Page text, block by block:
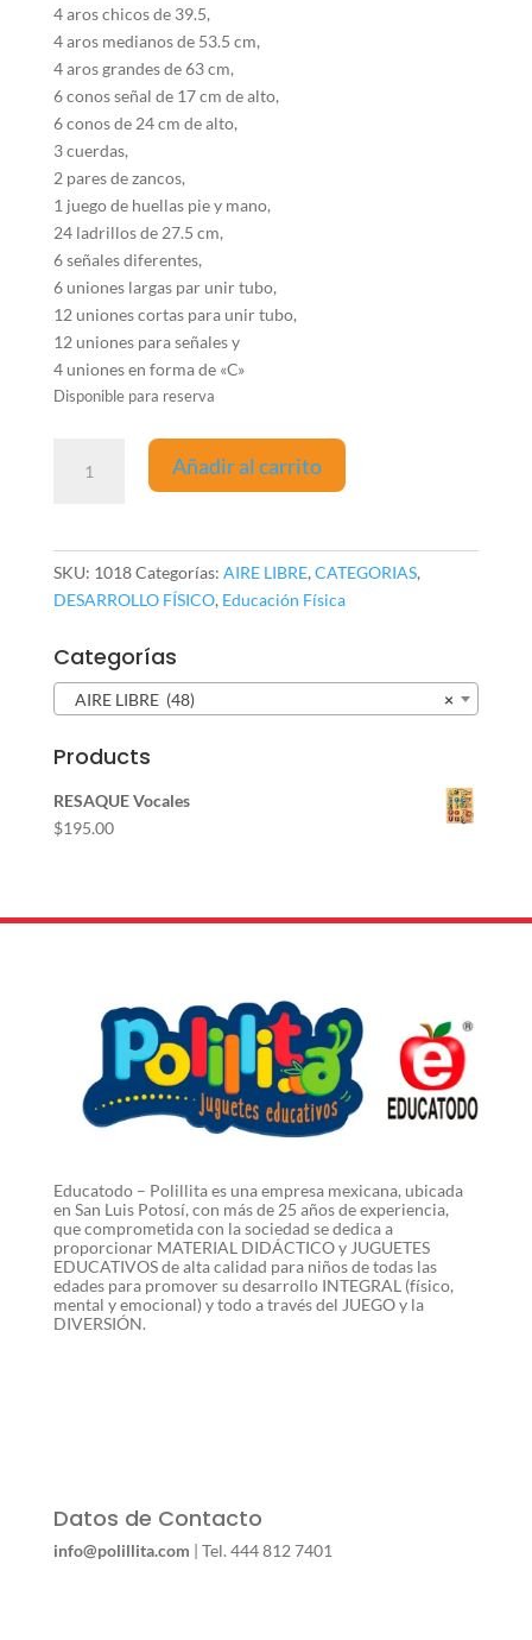
4 aros chicos de 39.5,
4 aros medianos de 53.5 cm,
4 aros grandes de 63 cm,
6 conos señal de 17 cm de alto,
6 conos de 24 cm de alto,
3 cuerdas,
2 pares de zancos,
1 juego de huellas pie y mano,
24 ladrillos de 27.5 cm,
6 señales diferentes,
6 uniones largas par unir tubo,
12 uniones cortas para unir tubo,
12 uniones para señales y
4 uniones en forma de «C»
Disponible para reserva
Añadir al carrito
SKU: 1018Categorías: AIRE LIBRE, CATEGORIAS,
DESARROLLO FÍSICO, Educación Física
Categorías
×
AIRE LIBRE (48)
Products
RESAQUE Vocales
$195.00
Educatodo – Polillita es una empresa mexicana, ubicada
en San Luis Potosí, con más de 25 años de experiencia,
que comprometida con la sociedad se dedica a
proporcionar MATERIAL DIDÁCTICO y JUGUETES
EDUCATIVOS de alta calidad para niños de todas las
edades para promover su desarrollo INTEGRAL (físico,
mental y emocional) y todo a través del JUEGO y la
DIVERSIÓN.
Datos de Contacto
info@polillita.com | Tel. 444 812 7401